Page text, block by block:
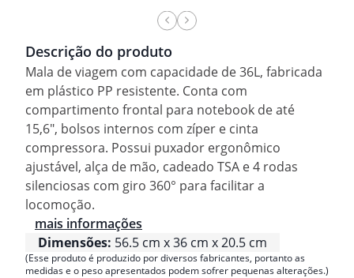
Descrição do produto
Mala de viagem com capacidade de 36L, fabricada
em plástico PP resistente. Conta com
compartimento frontal para notebook de até
15,6", bolsos internos com zíper e cinta
compressora. Possui puxador ergonômico
ajustável, alça de mão, cadeado TSA e 4 rodas
silenciosas com giro 360° para facilitar a
locomoção.
mais informações
Dimensões: 56.5 cm x 36 cm x 20.5 cm
(Esse produto é produzido por diversos fabricantes, portanto as
medidas e o peso apresentados podem sofrer pequenas alterações.)